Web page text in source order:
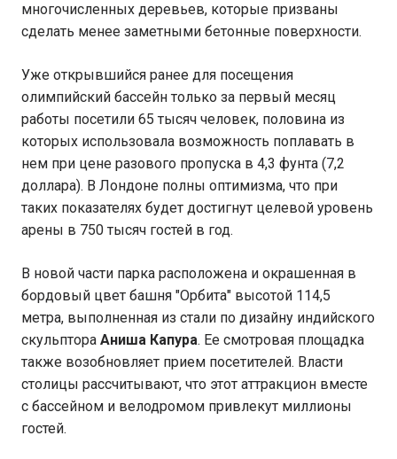
многочисленных деревьев, которые призваны
сделать менее заметными бетонные поверхности.
Уже открывшийся ранее для посещения
олимпийский бассейн только за первый месяц
работы посетили 65 тысяч человек, половина из
которых использовала возможность поплавать в
нем при цене разового пропуска в 4,3 фунта (7,2
доллара). В Лондоне полны оптимизма, что при
таких показателях будет достигнут целевой уровень
арены в 750 тысяч гостей в год.
В новой части парка расположена и окрашенная в
бордовый цвет башня "Орбита" высотой 114,5
метра, выполненная из стали по дизайну индийского
скульптора Аниша Капура. Ее смотровая площадка
также возобновляет прием посетителей. Власти
столицы рассчитывают, что этот аттракцион вместе
с бассейном и велодромом привлекут миллионы
гостей.